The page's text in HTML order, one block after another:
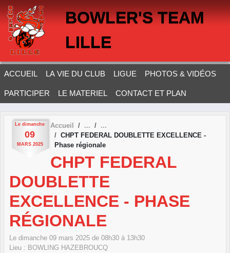
BOWLER'S TEAM
LILLE
ACCUEIL LA VIE DU CLUB LIGUE PHOTOS & VIDÉOS
PARTICIPER LE MATERIEL CONTACT ET PLAN
Le dimanche
09
MARS 2025
Accueil
CHPT FEDERAL DOUBLETTE EXCELLENCE -
Phase régionale
CHPT FEDERAL
DOUBLETTE
EXCELLENCE - PHASE
RÉGIONALE
Le dimanche 09 mars 2025 de 08h30 à 13h30
Lieu : BOWLING HAZEBROUCQ
Panneau de gestion des cookies